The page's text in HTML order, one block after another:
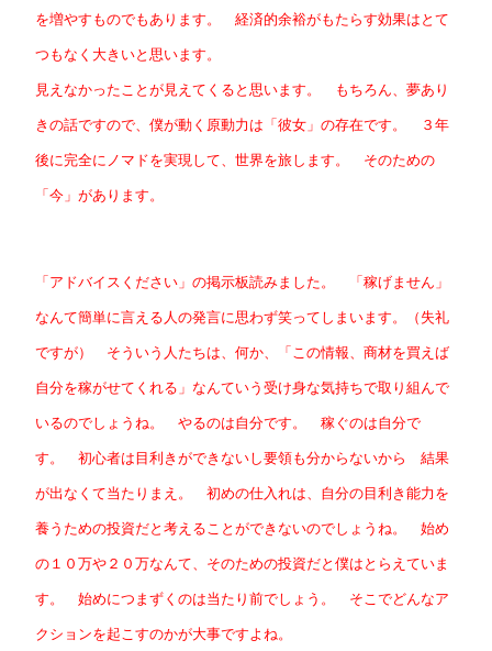
を増やすものでもあります。 経済的余裕がもたらす効果はとて
つもなく大きいと思います。
見えなかったことが見えてくると思います。 もちろん、夢あり
きの話ですので、僕が動く原動力は「彼女」の存在です。 ３年
後に完全にノマドを実現して、世界を旅します。 そのための
「今」があります。
「アドバイスください」の掲示板読みました。 「稼げません」
なんて簡単に言える人の発言に思わず笑ってしまいます。（失礼
ですが） そういう人たちは、何か、「この情報、商材を買えば
自分を稼がせてくれる」なんていう受け身な気持ちで取り組んで
いるのでしょうね。 やるのは自分です。 稼ぐのは自分で
す。 初心者は目利きができないし要領も分からないから 結果
が出なくて当たりまえ。 初めの仕入れは、自分の目利き能力を
養うための投資だと考えることができないのでしょうね。 始め
の１０万や２０万なんて、そのための投資だと僕はとらえていま
す。 始めにつまずくのは当たり前でしょう。 そこでどんなア
クションを起こすのかが大事ですよね。